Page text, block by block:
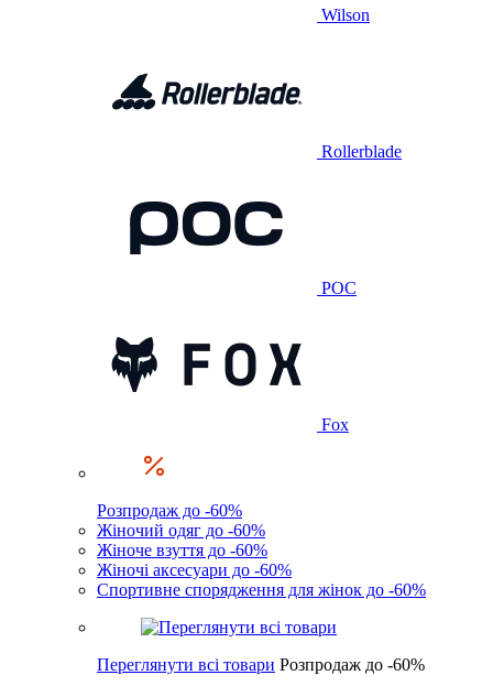
Wilson
Rollerblade
POC
Fox
Розпродаж до -60%
Жіночий одяг до -60%
Жіноче взуття до -60%
Жіночі аксесуари до -60%
Спортивне спорядження для жінок до -60%
Переглянути всі товари Розпродаж до -60%